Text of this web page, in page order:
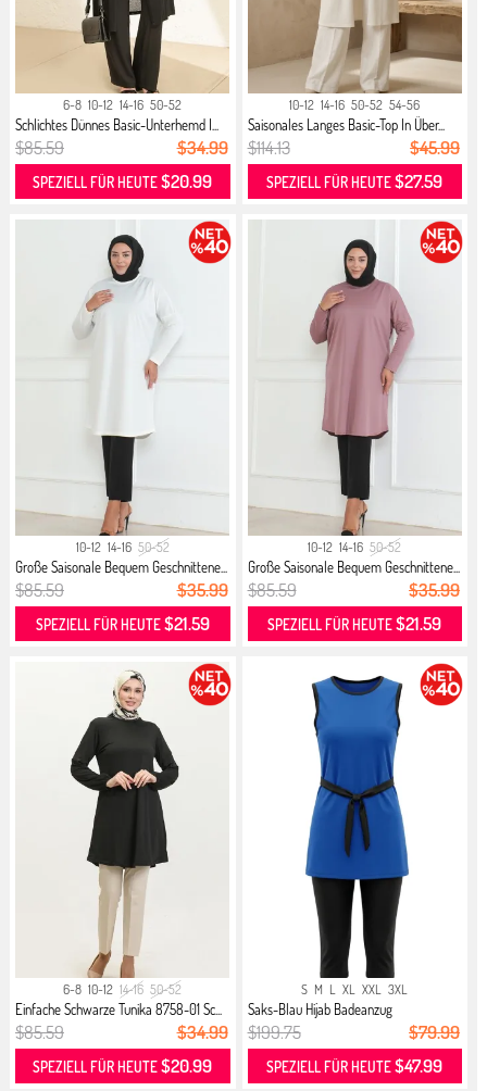
6-8 10-12 14-16 50-52
Schlichtes Dünnes Basic-Unterhemd I...
$85.59 $34.99
SPEZIELL FÜR HEUTE$20.99
10-12 14-16 50-52 54-56
Saisonales Langes Basic-Top In Über...
$114.13 $45.99
SPEZIELL FÜR HEUTE$27.59
10-12 14-16 50-52
Große Saisonale Bequem Geschnittene...
$85.59 $35.99
SPEZIELL FÜR HEUTE$21.59
10-12 14-16 50-52
Große Saisonale Bequem Geschnittene...
$85.59 $35.99
SPEZIELL FÜR HEUTE$21.59
6-8 10-12 14-16 50-52
Einfache Schwarze Tunika 8758-01 Sc...
$85.59 $34.99
SPEZIELL FÜR HEUTE$20.99
S M L XL XXL 3XL
Saks-Blau Hijab Badeanzug
$199.75 $79.99
SPEZIELL FÜR HEUTE$47.99